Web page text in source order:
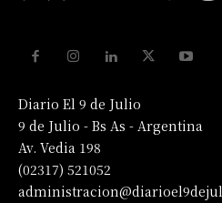
Diario El 9 de Julio
9 de Julio - Bs As - Argentina
Av. Vedia 198
(02317) 521052